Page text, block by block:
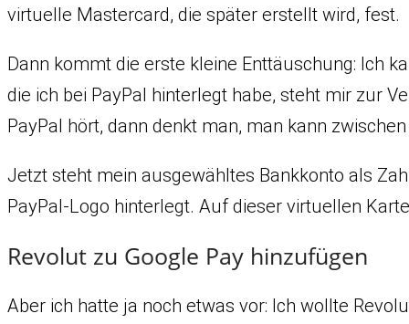
virtuelle Mastercard, die später erstellt wird, fest.
Dann kommt die erste kleine Enttäuschung: Ich
die ich bei PayPal hinterlegt habe, steht mir zur
PayPal hört, dann denkt man, man kann
Jetzt steht mein ausgewähltes Bankkonto als
PayPal-Logo hinterlegt. Auf dieser virtuellen
Revolut zu Google Pay hinzufügen
Aber ich hatte ja noch etwas vor: Ich wollte